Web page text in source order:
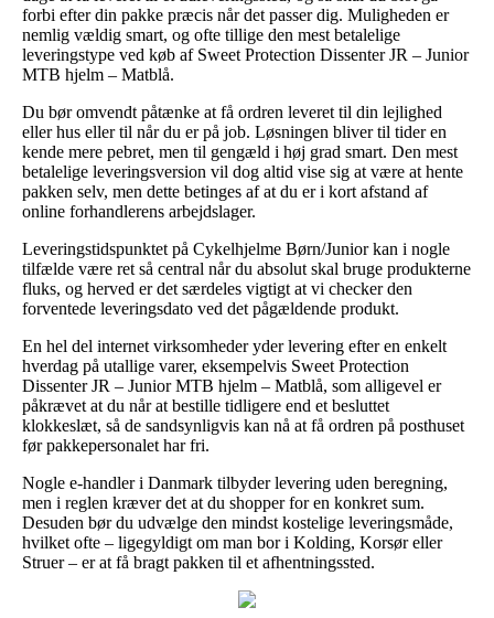
forbi efter din pakke præcis når det passer dig. Muligheden er
nemlig vældig smart, og ofte tillige den mest betalelige
leveringstype ved køb af Sweet Protection Dissenter JR – Junior
MTB hjelm – Matblå.
Du bør omvendt påtænke at få ordren leveret til din lejlighed
eller hus eller til når du er på job. Løsningen bliver til tider en
kende mere pebret, men til gengæld i høj grad smart. Den mest
betalelige leveringsversion vil dog altid vise sig at være at hente
pakken selv, men dette betinges af at du er i kort afstand af
online forhandlerens arbejdslager.
Leveringstidspunktet på Cykelhjelme Børn/Junior kan i nogle
tilfælde være ret så central når du absolut skal bruge produkterne
fluks, og herved er det særdeles vigtigt at vi checker den
forventede leveringsdato ved det pågældende produkt.
En hel del internet virksomheder yder levering efter en enkelt
hverdag på utallige varer, eksempelvis Sweet Protection
Dissenter JR – Junior MTB hjelm – Matblå, som alligevel er
påkrævet at du når at bestille tidligere end et besluttet
klokkeslæt, så de sandsynligvis kan nå at få ordren på posthuset
før pakkepersonalet har fri.
Nogle e-handler i Danmark tilbyder levering uden beregning,
men i reglen kræver det at du shopper for en konkret sum.
Desuden bør du udvælge den mindst kostelige leveringsmåde,
hvilket ofte – ligegyldigt om man bor i Kolding, Korsør eller
Struer – er at få bragt pakken til et afhentningssted.